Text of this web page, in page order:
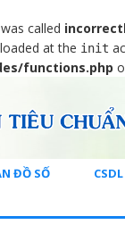
called
at the init
functions.php
ĐỒ SỐ